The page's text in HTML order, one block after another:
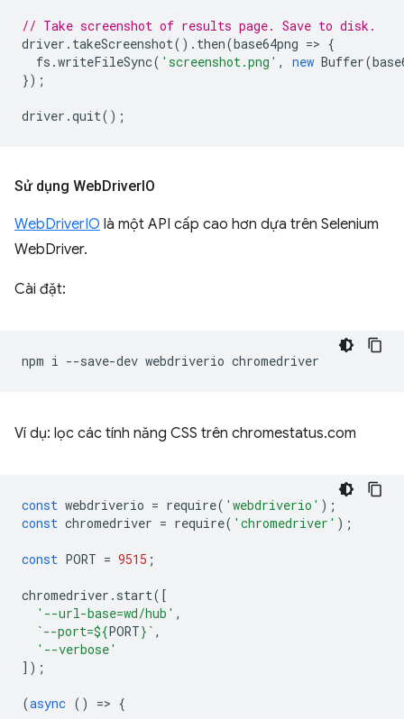
// Take screenshot of results page. Save to disk.
driver . takeScreenshot(). then(base64png => {
fs .writeFileSync( 'screenshot.png' , new Buffer(
});
driver .quit();
Sử dụng WebDriverIO
WebDriverIO là một API cấp cao hơn dựa trên Selenium
WebDriver.
Cài đặt:
npm i --save-dev webdriverio
Ví dụ: lọc các tính năng CSS trên chromestatus.com
const webdriverio = require( 'webdriverio' );
const chromedriver = require( 'chromedriver' );
const PORT = 9515 ;
chromedriver . start([
'--url-base=wd/hub' ,
`--port=${PORT} ` ,
'--verbose'
]);
(async () => {